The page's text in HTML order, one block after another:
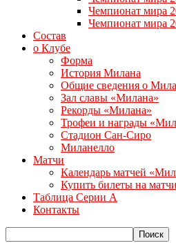
Чемпионат мира
Чемпионат мира
Состав
о Клубе
Форма
История Милана
Общие сведения о
Зал славы «Милана»
Рекорды «Милана»
Трофеи и награды
Стадион Сан-Сиро
Миланелло
Матчи
Календарь матчей
Купить билеты на
Таблица Серии А
Контакты